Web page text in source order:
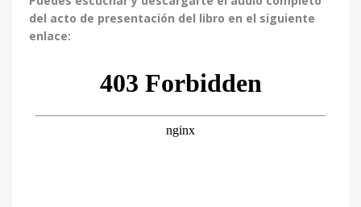
del acto de presentación del libro en el siguiente
enlace: